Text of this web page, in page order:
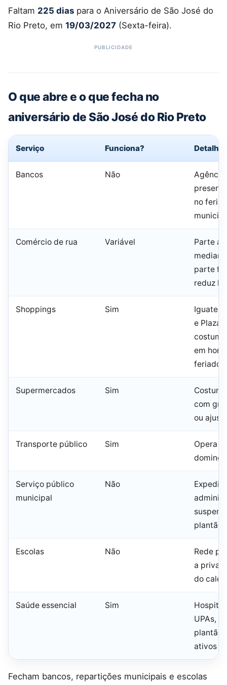
Faltam 225 dias para o Aniversário de São José do
Rio Preto, em 19/03/2027 (Sexta-feira).
O que abre e o que fecha no
aniversário de São José do Rio Preto
Serviço Funciona? Detalhe
Bancos Não
no
Comércio de rua Variável
Parte
parte
reduz
Shoppings Sim
e Plaza
em
feriado
Supermercados Sim
com
ou
Transporte público Sim
Opera
Serviço público
municipal
Não
plantão
Escolas Não
Rede
a
do
Saúde essencial Sim
Hospital
UPAs,
plantão
ativos
Fecham bancos, repartições municipais e escolas